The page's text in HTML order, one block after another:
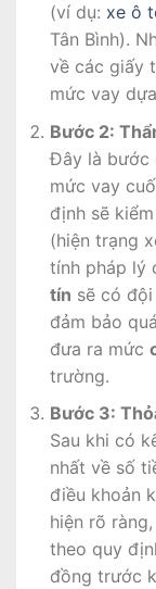
(ví dụ: xe ô
Tân Bình).
về các giấy
mức vay
Bước 2:
Đây là bước
mức vay
định sẽ
(hiện trạng
tính pháp lý
tín sẽ có
đảm bảo
đưa ra mức
trường.
Bước 3:
Sau khi có
nhất về số
điều khoản
hiện rõ
theo quy
đồng trước